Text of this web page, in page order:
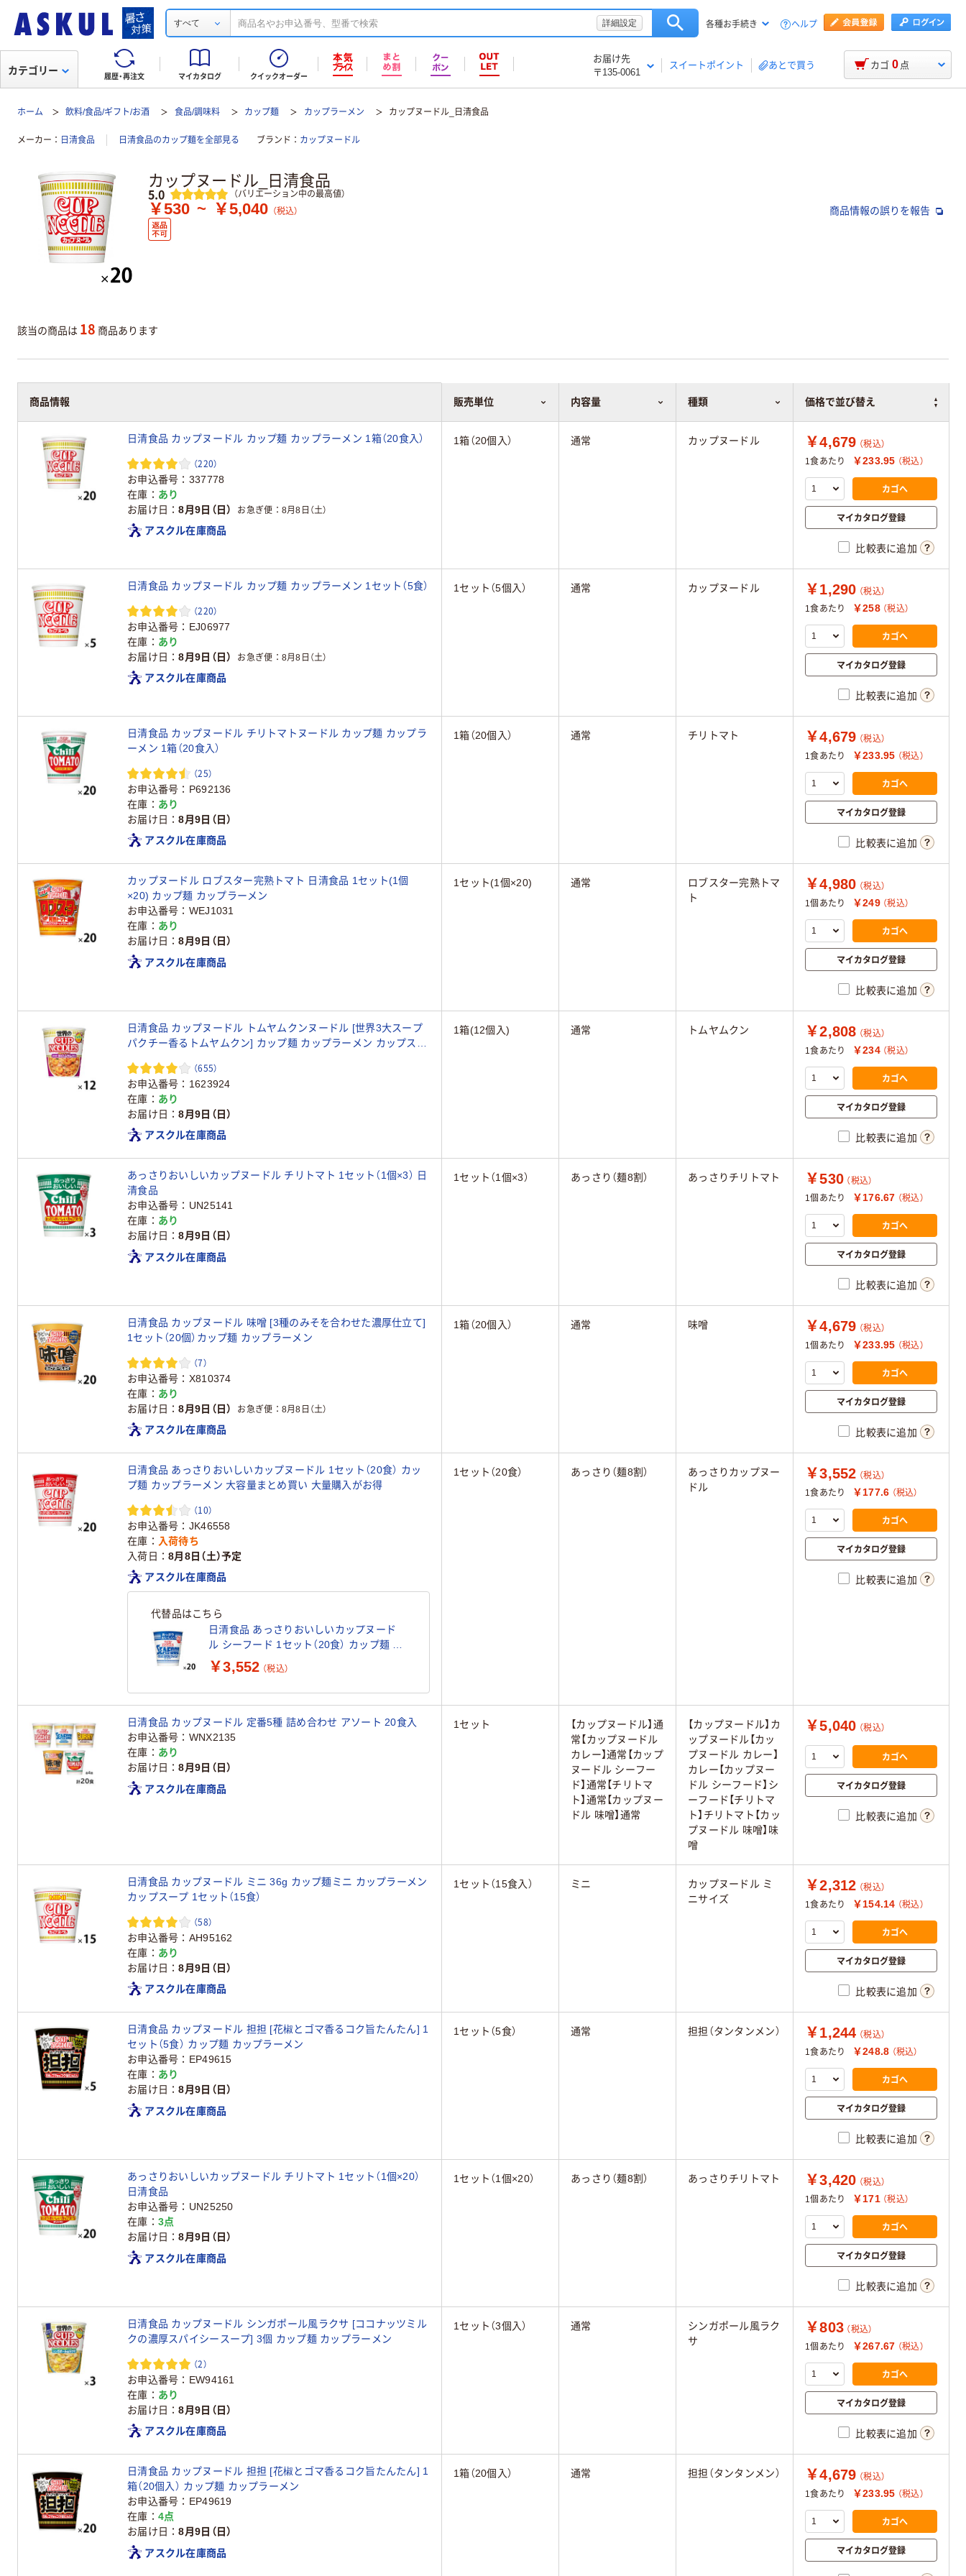
すべて 詳細設定 各種お手続き ヘルプ
履歴・再注文 マイカタログ クイックオーダー
お届け先
〒135-0061
スイートポイント あとで買う
カテゴリー カゴ 0 点
ホーム 飲料/食品/ギフト/お酒 食品/調味料 カップ麺 カップラーメン カップヌードル_日清食品
メーカー 日清食品 日清食品のカップ麺を全部見る ブランド カップヌードル
カップヌードル_日清食品
レビュー
5.0 （バリエーション中の最高値）
￥530 ~ ￥5,040 （税込） 商品情報の誤りを報告
該当の商品は 18 商品あります
商品情報 販売単位 内容量 種類 価格で並び替え
日清食品 カップヌードル カップ麺 カップラーメン 1箱（20食入）
（220）
お申込番号
337778
在庫
あり
お届け日
8月9日（日） お急ぎ便 8月8日（土）
アスクル在庫商品
1箱（20個入） 通常 カップヌードル ￥4,679 （税込）
1食あたり
￥233.95 （税込）
カゴへ
マイカタログ登録
比較表に追加
日清食品 カップヌードル カップ麺 カップラーメン 1セット（5食）
（220）
お申込番号
EJ06977
在庫
あり
お届け日
8月9日（日） お急ぎ便 8月8日（土）
アスクル在庫商品
1セット（5個入） 通常 カップヌードル ￥1,290 （税込）
1食あたり
￥258 （税込）
カゴへ
マイカタログ登録
比較表に追加
日清食品 カップヌードル チリトマトヌードル カップ麺 カップラ
ーメン 1箱（20食入）
（25）
お申込番号
P692136
在庫
あり
お届け日
8月9日（日）
アスクル在庫商品
1箱（20個入） 通常 チリトマト ￥4,679 （税込）
1食あたり
￥233.95 （税込）
カゴへ
マイカタログ登録
比較表に追加
カップヌードル ロブスター完熟トマト 日清食品 1セット(1個
×20) カップ麺 カップラーメン
お申込番号
WEJ1031
在庫
あり
お届け日
8月9日（日）
アスクル在庫商品
1セット(1個×20) 通常
ロブスター完熟トマ
ト
￥4,980 （税込）
1個あたり
￥249 （税込）
カゴへ
マイカタログ登録
比較表に追加
日清食品 カップヌードル トムヤムクンヌードル [世界3大スープ
パクチー香るトムヤムクン] カップ麺 カップラーメン カップスー
（655）
お申込番号
1623924
在庫
あり
お届け日
8月9日（日）
アスクル在庫商品
1箱(12個入) 通常 トムヤムクン ￥2,808 （税込）
1食あたり
￥234 （税込）
カゴへ
マイカタログ登録
比較表に追加
あっさりおいしいカップヌードル チリトマト 1セット（1個×3） 日
清食品
お申込番号
UN25141
在庫
あり
お届け日
8月9日（日）
アスクル在庫商品
1セット（1個×3） あっさり（麺8割） あっさりチリトマト ￥530 （税込）
1個あたり
￥176.67 （税込）
カゴへ
マイカタログ登録
比較表に追加
日清食品 カップヌードル 味噌 [3種のみそを合わせた濃厚仕立て]
1セット（20個）カップ麺 カップラーメン
（7）
お申込番号
X810374
在庫
あり
お届け日
8月9日（日） お急ぎ便 8月8日（土）
アスクル在庫商品
1箱（20個入） 通常 味噌 ￥4,679 （税込）
1個あたり
￥233.95 （税込）
カゴへ
マイカタログ登録
比較表に追加
日清食品 あっさりおいしいカップヌードル 1セット（20食） カッ
プ麺 カップラーメン 大容量まとめ買い 大量購入がお得
（10）
お申込番号
JK46558
在庫
入荷待ち
入荷日
8月8日（土）予定
アスクル在庫商品
代替品はこちら
日清食品 あっさりおいしいカップヌード
ル シーフード 1セット（20食） カップ麺 カ
ップラーメン 大容量まとめ買い 大量購入
がお得
￥3,552 （税込）
1セット（20食） あっさり（麺8割）
あっさりカップヌー
ドル
￥3,552 （税込）
1食あたり
￥177.6 （税込）
カゴへ
マイカタログ登録
比較表に追加
日清食品 カップヌードル 定番5種 詰め合わせ アソート 20食入
お申込番号
WNX2135
在庫
あり
お届け日
8月9日（日）
アスクル在庫商品
1セット
【カップヌードル】通
常【カップヌードル
カレー】通常【カップ
ヌードル シーフー
ド】通常【チリトマ
ト】通常【カップヌー
ドル 味噌】通常
【カップヌードル】カ
ップヌードル【カッ
プヌードル カレー】
カレー【カップヌー
ドル シーフード】シ
ーフード【チリトマ
ト】チリトマト【カッ
プヌードル 味噌】味
噌
￥5,040 （税込）
カゴへ
マイカタログ登録
比較表に追加
日清食品 カップヌードル ミニ 36g カップ麺ミニ カップラーメン
カップスープ 1セット（15食）
（58）
お申込番号
AH95162
在庫
あり
お届け日
8月9日（日）
アスクル在庫商品
1セット（15食入） ミニ
カップヌードル ミ
ニサイズ
￥2,312 （税込）
1食あたり
￥154.14 （税込）
カゴへ
マイカタログ登録
比較表に追加
日清食品 カップヌードル 担担 [花椒とゴマ香るコク旨たんたん] 1
セット（5食） カップ麺 カップラーメン
お申込番号
EP49615
在庫
あり
お届け日
8月9日（日）
アスクル在庫商品
1セット（5食） 通常 担担（タンタンメン） ￥1,244 （税込）
1食あたり
￥248.8 （税込）
カゴへ
マイカタログ登録
比較表に追加
あっさりおいしいカップヌードル チリトマト 1セット（1個×20）
日清食品
お申込番号
UN25250
在庫
3点
お届け日
8月9日（日）
アスクル在庫商品
1セット（1個×20） あっさり（麺8割） あっさりチリトマト ￥3,420 （税込）
1個あたり
￥171 （税込）
カゴへ
マイカタログ登録
比較表に追加
日清食品 カップヌードル シンガポール風ラクサ [ココナッツミル
クの濃厚スパイシースープ] 3個 カップ麺 カップラーメン
（2）
お申込番号
EW94161
在庫
あり
お届け日
8月9日（日）
アスクル在庫商品
1セット（3個入） 通常
シンガポール風ラク
サ
￥803 （税込）
1個あたり
￥267.67 （税込）
カゴへ
マイカタログ登録
比較表に追加
日清食品 カップヌードル 担担 [花椒とゴマ香るコク旨たんたん] 1
箱（20個入） カップ麺 カップラーメン
お申込番号
EP49619
在庫
4点
お届け日
8月9日（日）
アスクル在庫商品
1箱（20個入） 通常 担担（タンタンメン） ￥4,679 （税込）
1食あたり
￥233.95 （税込）
カゴへ
マイカタログ登録